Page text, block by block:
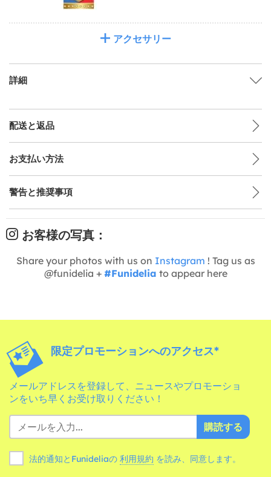
アクセサリー
詳細
配送と返品
お支払い方法
警告と推奨事項
お客様の写真：
Share your photos with us on Instagram ! Tag us as
@funidelia + #Funidelia to appear here
限定プロモーションへのアクセス*
メールアドレスを登録して、ニュースやプロモーショ
ンをいち早くお受け取りください！
購読する
法的通知とFunideliaの 利用規約 を読み、同意します。